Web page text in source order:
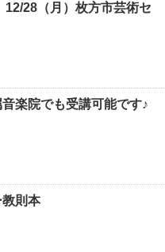
28（月）枚方市芸術セ
楽院でも受講可能です♪
則本